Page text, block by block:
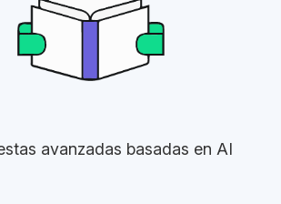
avanzadas basadas en AI